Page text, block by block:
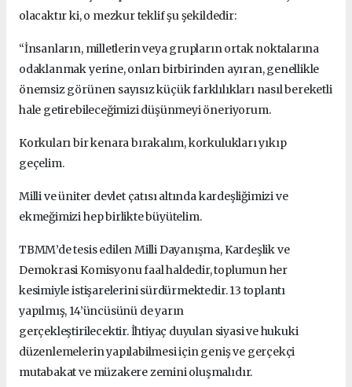
olacaktır ki, o mezkur teklif şu şekildedir:
“İnsanların, milletlerin veya grupların ortak noktalarına
odaklanmak yerine, onları birbirinden ayıran, genellikle
önemsiz görünen sayısız küçük farklılıkları nasıl bereketli
hale getirebileceğimizi düşünmeyi öneriyorum.
Korkuları bir kenara bırakalım, korkulukları yıkıp
geçelim.
Milli ve üniter devlet çatısı altında kardeşliğimizi ve
ekmeğimizi hep birlikte büyütelim.
TBMM’de tesis edilen Milli Dayanışma, Kardeşlik ve
Demokrasi Komisyonu faal haldedir, toplumun her
kesimiyle istişarelerini sürdürmektedir.13 toplantı
yapılmış, 14’üncüsünü de yarın
gerçekleştirilecektir.İhtiyaç duyulan siyasi ve hukuki
düzenlemelerin yapılabilmesi için geniş ve gerçekçi
mutabakat ve müzakere zemini oluşmalıdır.